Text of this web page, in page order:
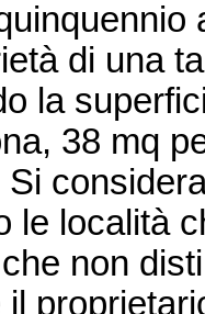
di una
la
38 mq
le località
non